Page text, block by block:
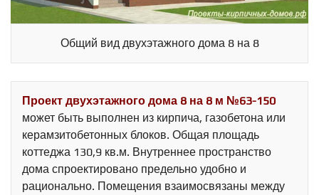
Общий вид двухэтажного дома 8 на 8
Проект двухэтажного дома 8 на 8 м №63-150
может быть выполнен из кирпича, газобетона или
керамзитобетонных блоков. Общая площадь
коттеджа 130,9 кв.м. Внутреннее пространство
дома спроектировано предельно удобно и
рационально. Помещения взаимосвязаны между